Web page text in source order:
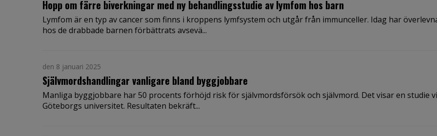
Hopp om färre biverkningar med ny behandlingsstudie av lymfom hos barn
Lymfom är en typ av cancer som finns i kroppens lymfsystem och utgår från immunceller. Idag har
hos de drabbade barnen förbättrats avsevä...
den 8 januari 2025
Självmordshandlingar vanligare bland byggjobbare
Manliga byggjobbare har 50 procents förhöjd risk för självmordsförsök och självmord. Det visar en studie
Göteborgs universitet. Resultaten bekräft...